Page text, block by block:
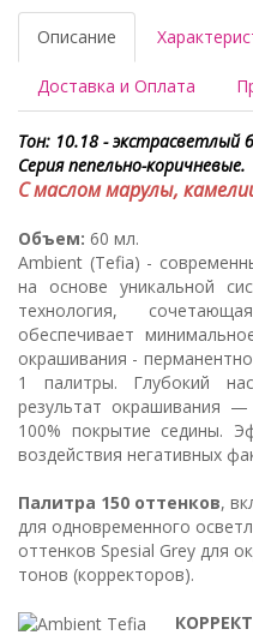
Описание
Доставка и Оплата
Тон: 10.18 - экстрасветлый
Серия пепельно-коричневые.
С маслом марулы,
Объем: 60 мл.
Ambient (Tefia) -
на основе уникальной
технология,
обеспечивает
окрашивания -
1 палитры. Глубокий
результат окрашивания
100% покрытие седины.
воздействия негативных
Палитра 150 оттенков,
для одновременного
оттенков Spesial Grey для
тонов (корректоров).